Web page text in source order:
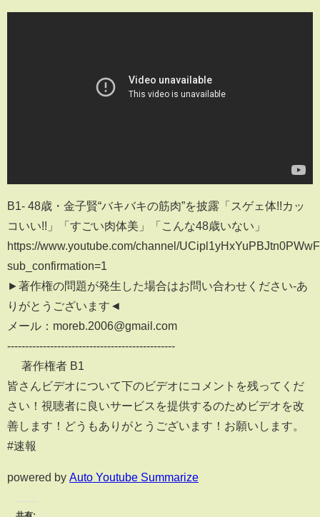
B1- 48歳・金子賢“バキバキの筋肉”を披露「スゲェ体!!カッ
コいい!!」「すごい肉体美」「こんな48歳いない」
https://www.youtube.com/channel/
sub_confirmation=1
►著作権の問題が発生した場合はお問い合わせください-あ
りがとうございます◄
メール：moreb.2006@gmail.com
-----------------------------------------------
© 著作権者 B1
皆さんビデオについて下のビデオにコメントを残ってくだ
さい！視聴者に良いサービスを提供するのためビデオを改
善します！どうもありがとうございます！お願いします。
#速報
powered by Auto Youtube Summarize